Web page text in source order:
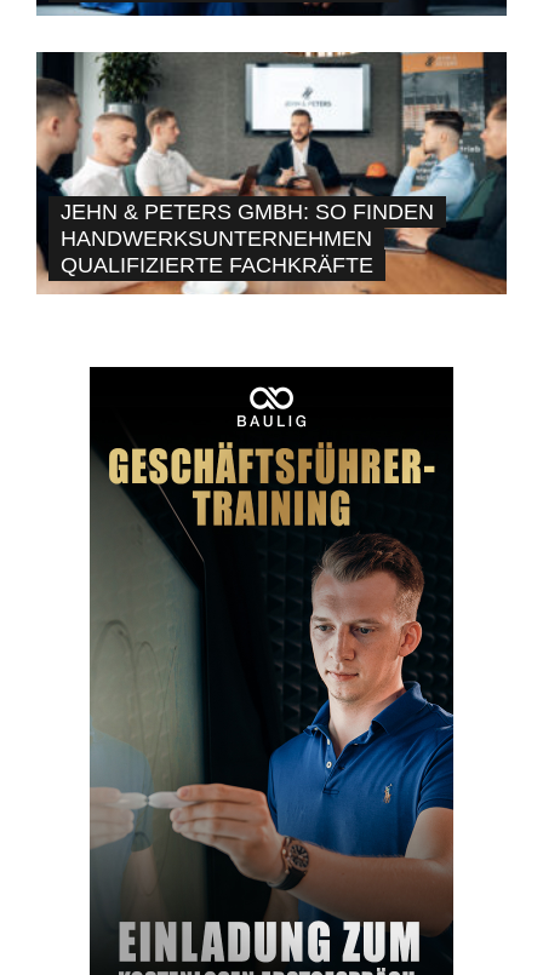
JEHN & PETERS GMBH: SO FINDEN
HANDWERKSUNTERNEHMEN
QUALIFIZIERTE FACHKRÄFTE